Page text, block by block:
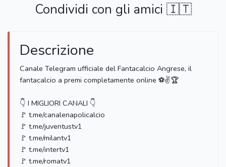
Condividi con gli amici 🇮🇹
Descrizione
Canale Telegram ufficiale del Fantacalcio Angrese, il
fantacalcio a premi completamente online ⚽✌🏆
👇 I MIGLIORI CANALI 👇
🚩 t.me/canalenapolicalcio
🚩 t.me/juventustv1
🚩 t.me/milantv1
🚩 t.me/intertv1
🚩 t.me/romatv1